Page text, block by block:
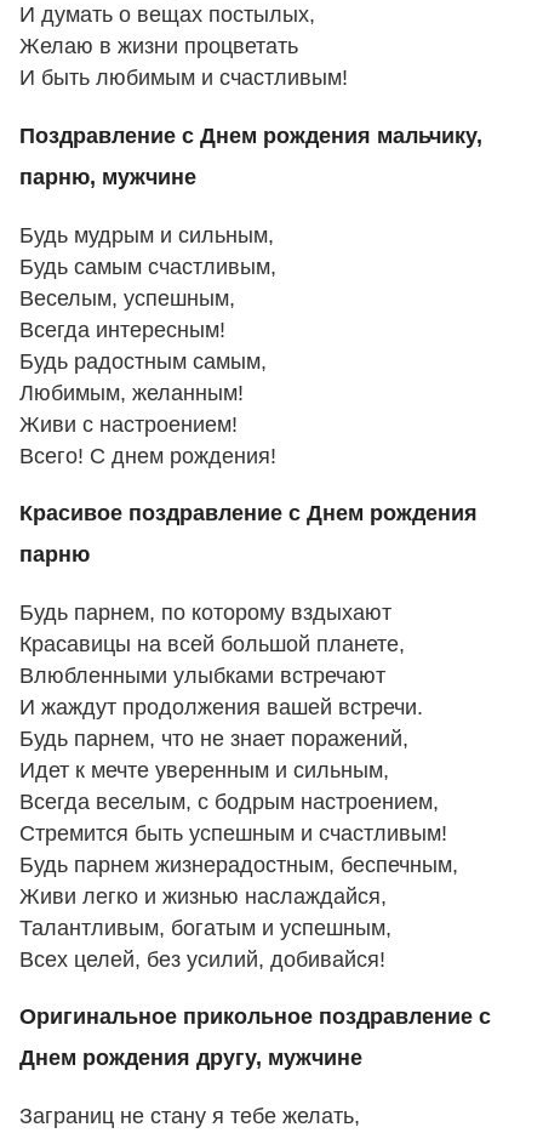
И думать о вещах постылых,
Желаю в жизни процветать
И быть любимым и счастливым!
Поздравление с Днем рождения мальчику,
парню, мужчине
Будь мудрым и сильным,
Будь самым счастливым,
Веселым, успешным,
Всегда интересным!
Будь радостным самым,
Любимым, желанным!
Живи с настроением!
Всего! С днем рождения!
Красивое поздравление с Днем рождения
парню
Будь парнем, по которому вздыхают
Красавицы на всей большой планете,
Влюбленными улыбками встречают
И жаждут продолжения вашей встречи.
Будь парнем, что не знает поражений,
Идет к мечте уверенным и сильным,
Всегда веселым, с бодрым настроением,
Стремится быть успешным и счастливым!
Будь парнем жизнерадостным, беспечным,
Живи легко и жизнью наслаждайся,
Талантливым, богатым и успешным,
Всех целей, без усилий, добивайся!
Оригинальное прикольное поздравление с
Днем рождения другу, мужчине
Заграниц не стану я тебе желать,